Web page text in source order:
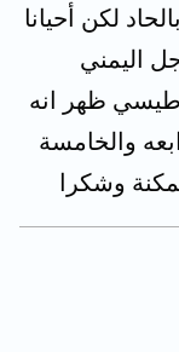
لكن أحيانا
اليمني
ظهر انه
والخامسة
وشكرا